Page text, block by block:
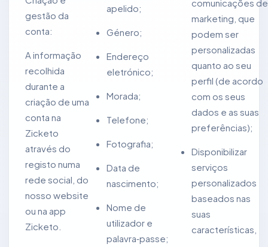
gestão da
conta:
A informação
recolhida
durante a
criação de uma
conta na
Zicketo
através do
registo numa
rede social, do
nosso website
ou na app
Zicketo.
apelido;
Género;
Endereço
eletrónico;
Morada;
Telefone;
Fotografia;
Data de
nascimento;
Nome de
utilizador e
palavra‑passe;
comunicações de
marketing, que
podem ser
personalizadas
quanto ao seu
perfil (de acordo
com os seus
dados e as suas
preferências);
Disponibilizar
serviços
personalizados
baseados nas
suas
características,